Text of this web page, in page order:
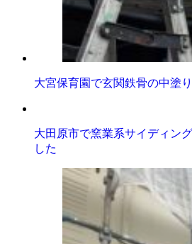
大宮保育園で玄関鉄骨の中塗
大田原市で窯業系サイディン
した